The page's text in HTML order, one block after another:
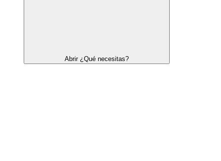
Abrir ¿Qué necesitas?